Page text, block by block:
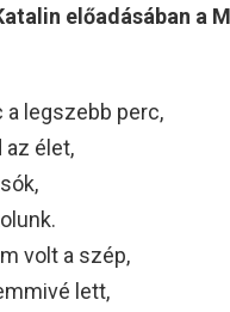
előadásában a
a legszebb perc,
az élet,
volt a szép,
lett,